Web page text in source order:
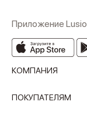
Приложение Lusio
КОМПАНИЯ
ПОКУПАТЕЛЯМ